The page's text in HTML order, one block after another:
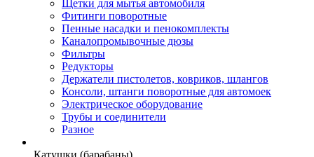
Щетки для мытья автомобиля
Фитинги поворотные
Пенные насадки и пенокомплекты
Каналопромывочные дюзы
Фильтры
Редукторы
Держатели пистолетов, ковриков, шлангов
Консоли, штанги поворотные для автомоек
Электрическое оборудование
Трубы и соединители
Разное
Катушки (барабаны)